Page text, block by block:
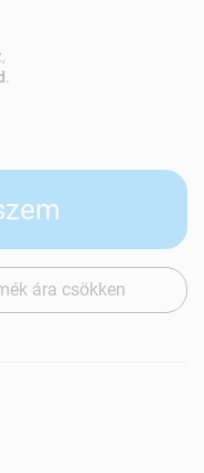
ára csökken